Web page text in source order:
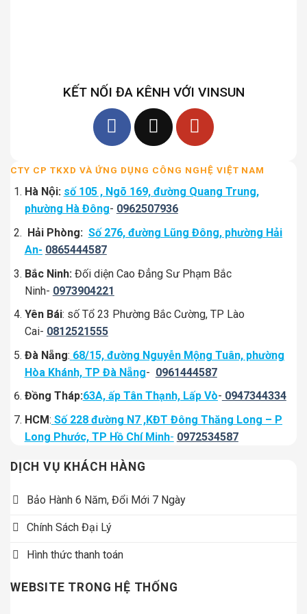
KẾT NỐI ĐA KÊNH VỚI VINSUN
CTY CP TKXD VÀ ỨNG DỤNG CÔNG NGHỆ VIỆT NAM
Hà Nội: số 105 , Ngõ 169, đường Quang Trung,
phường Hà Đông- 0962507936
Hải Phòng: Số 276, đường Lũng Đông, phường Hải
An- 0865444587
Bắc Ninh: Đối diện Cao Đẳng Sư Phạm Bắc
Ninh- 0973904221
Yên Bái: số Tổ 23 Phường Bắc Cường, TP Lào
Cai- 0812521555
Đà Nẵng: 68/15, đường Nguyễn Mộng Tuân, phường
Hòa Khánh, TP Đà Nẵng- 0961444587
Đồng Tháp:63A, ấp Tân Thạnh, Lấp Vò- 0947344334
HCM: Số 228 đường N7 ,KĐT Đông Thăng Long – P
Long Phước, TP Hồ Chí Minh- 0972534587
DỊCH VỤ KHÁCH HÀNG
Bảo Hành 6 Năm, Đổi Mới 7 Ngày
Chính Sách Đại Lý
Hình thức thanh toán
WEBSITE TRONG HỆ THỐNG